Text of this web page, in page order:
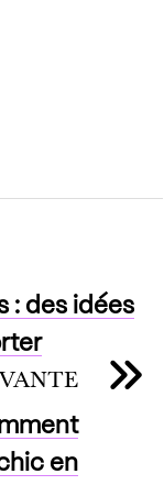
: des idées
en